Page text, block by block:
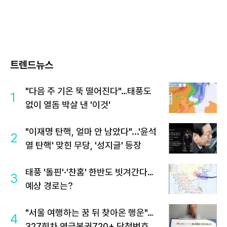
트렌드뉴스
1
"다음 주 기온 뚝 떨어진다"…태풍도
없이 열돔 박살 낸 '이것'
2
"이재명 탄핵, 얼마 안 남았다"...'윤석
열 탄핵' 맞힌 무당, '성지글' 등장
3
태풍 '돌핀'·'찬홈' 한반도 빗겨간다…
예상 경로는?
4
"서울 여행하는 꿈 뒤 찾아온 행운"…